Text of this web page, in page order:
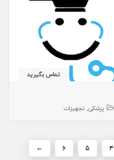
تماس بگیرید
پزشکی تجهیزات
۴ ۵ ۶ ←